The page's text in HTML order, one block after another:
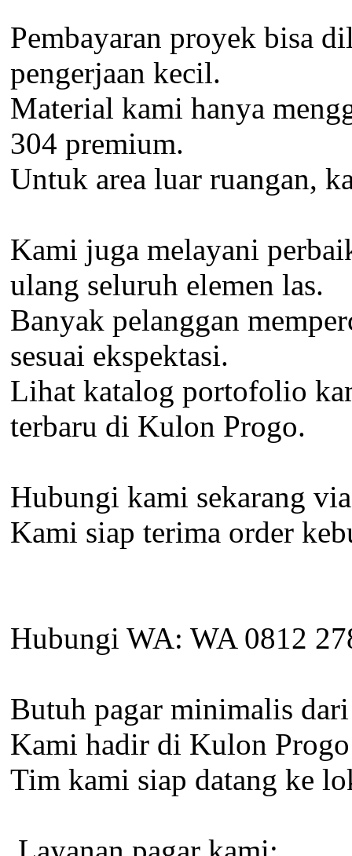
Pembayaran proyek bisa
pengerjaan kecil.
Material kami hanya
304 premium.
Untuk area luar ruangan,
Kami juga melayani
ulang seluruh elemen las.
Banyak pelanggan
sesuai ekspektasi.
Lihat katalog portofolio
terbaru di Kulon Progo.
Hubungi kami sekarang
Kami siap terima order
Hubungi WA: WA 0812
Butuh pagar minimalis
Kami hadir di Kulon
Tim kami siap datang ke